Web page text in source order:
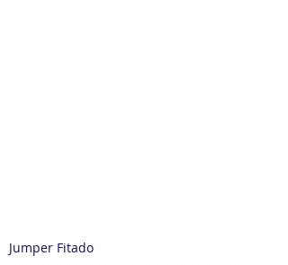
Jumper Fitado